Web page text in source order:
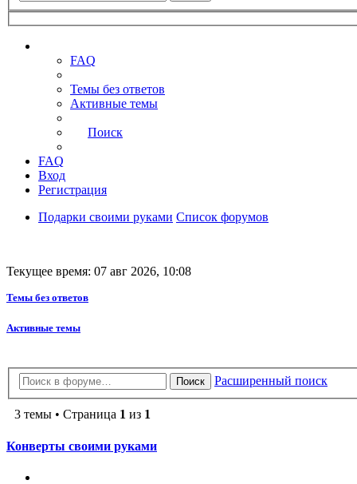
FAQ
Темы без ответов
Активные темы
Поиск
FAQ
Вход
Регистрация
Подарки своими руками Список форумов
Текущее время: 07 авг 2026, 10:08
Темы без ответов
Активные темы
Поиск Расширенный поиск
3 темы • Страница 1 из 1
Конверты своими руками